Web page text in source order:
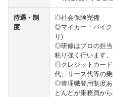
待遇・制
度
◎社会保険完備
◎マイカー・バイク
り)
◎研修はプロの担当
粘り強く行います。
◎クレジットカード
代、リース代等の
◎管理職登用制度あ
とんどが乗務員から